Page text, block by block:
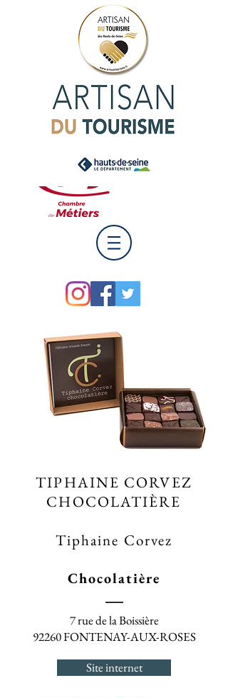
TIPHAINE CORVEZ
CHOCOLATIÈRE
Tiphaine Corvez
Chocolatière
7 rue de la Boissière
92260 FONTENAY-AUX-ROSES
Site internet